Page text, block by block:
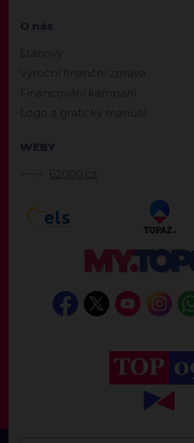
O nás
Stanovy
Výroční finanční zpráva
Financování kampaní
Logo a grafický manuál
WEBY
62000.cz